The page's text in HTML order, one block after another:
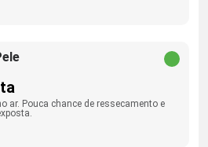
ar. Pouca chance de ressecamento e